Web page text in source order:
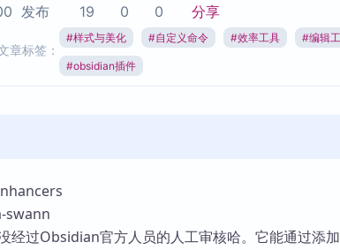
Zotero 专题
Obsidian 专题
Zotero 插件
Zotero 插件资源与加速
挂
发布 19 0 0 分享
章标签：
#样式与美化 #自定义命令 #效率工具 #编辑
#obsidian插件
swann
经过Obsidian官方人员的人工审核哈。它能通过添